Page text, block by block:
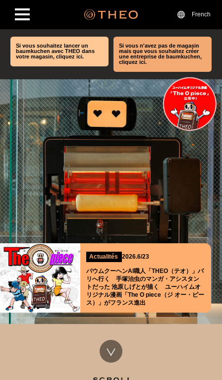
French
Si vous souhaitez lancer un
baumkuchen avec THEO dans
votre magasin, cliquez ici.
Si vous n'avez pas de magasin
mais que vous souhaitez créer
une entreprise de baumkuchen,
cliquez ici.
Actualités 2026.6/23
バウムクーヘンAI職人「THEO（テオ）」パ
リへ行く 手塚治虫のマンガ・アシスタン
トだった 池原しげとが描く ユーハイムオ
リジナル漫画「The O piece（ジ オー・ピー
ス）」がフランス進出